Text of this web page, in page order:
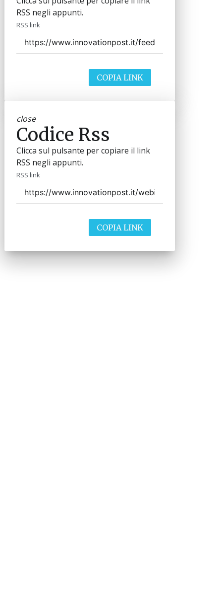
RSS negli appunti.
RSS link
COPIA LINK
close
Codice Rss
Clicca sul pulsante per copiare il link
RSS negli appunti.
RSS link
COPIA LINK